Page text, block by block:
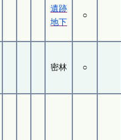
遺跡
地下
○
密林 ○